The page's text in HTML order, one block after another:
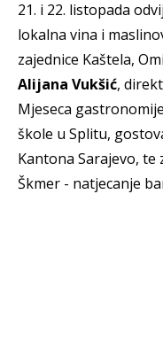
21. i 22. listopada
lokalna vina i
zajednice Kaštela,
Alijana Vukšić,
Mjeseca
škole u Splitu,
Kantona Sarajevo,
Škmer - natjecanje